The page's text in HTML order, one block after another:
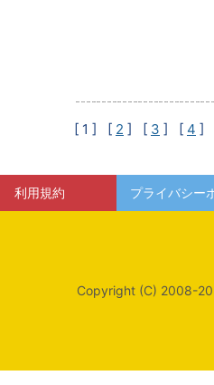
[ 1 ] [ 2 ] [ 3 ] [ 4 ]
利用規約 プライバシー
Copyright (C) 2008-